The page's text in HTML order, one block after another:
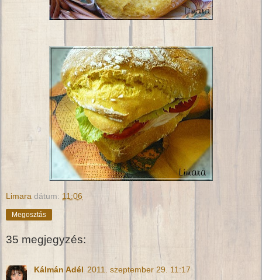
Limara dátum: 11:06
Megosztás
35 megjegyzés:
Kálmán Adél 2011. szeptember 29. 11:17